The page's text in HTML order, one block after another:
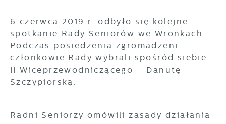
6 czerwca 2019 r. odbyło się kolejne
spotkanie Rady Seniorów we Wronkach.
Podczas posiedzenia zgromadzeni
członkowie Rady wybrali spośród siebie
II Wiceprzewodniczącego – Danutę
Szczypiorską.
Radni Seniorzy omówili zasady działania